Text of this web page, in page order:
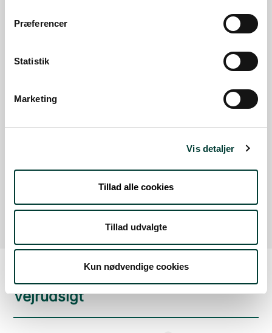
Præferencer
Statistik
Marketing
Vis detaljer
Tillad alle cookies
Tillad udvalgte
Kun nødvendige cookies
Med offentlig transport
Google Maps
Vejrudsigt